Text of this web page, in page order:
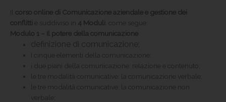
Il corso online di Comunicazione aziendale e gestione dei
conflitti è suddiviso in 4 Moduli , come segue:
Modulo 1 – Il potere della comunicazione
definizione di comunicazione;
I cinque elementi della comunicazione;
i due piani della comunicazione: relazione e contenuto;
le tre modalità comunicative: la comunicazione verbale;
le tre modalità comunicative: la comunicazione non
verbale;